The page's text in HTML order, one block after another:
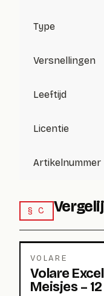
Type
Versnellingen
Leeftijd
Licentie
Artikelnummer
§ C
VOLARE
Volare
Meisjes –